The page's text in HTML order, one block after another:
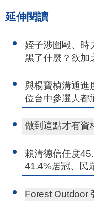
延伸閱讀
姪子涉圍毆、
黑了什麼？欲加
與楊寶楨溝通
位台中參選人都
做到這點才有資
賴清德信任度
41.4%居冠、民
Forest Outdoor